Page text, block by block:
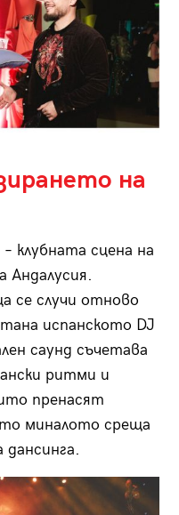
на
клубната сцена на
Андалусия.
се случи отново
испанското DJ
саунд съчетава
ритми и
пренасят
миналото среща